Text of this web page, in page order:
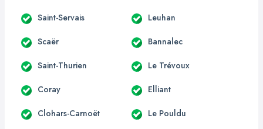
Saint-Servais Leuhan
Scaër Bannalec
Saint-Thurien Le Trévoux
Coray Elliant
Clohars-Carnoët Le Pouldu